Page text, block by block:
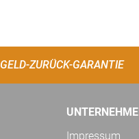
GELD-ZURÜCK-GARANTIE
Impressum